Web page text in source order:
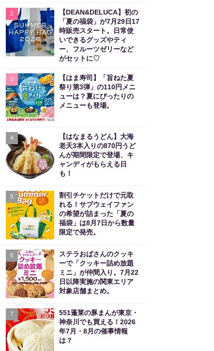
2
【DEAN&DELUCA】初の
「夏の福袋」が7月29日17
時販売スタート。日常使
いできるグッズやティ
ー、フルーツゼリーなど
がセットに♡
3
【はま寿司】「旨ねた夏
祭り第3弾」の110円メニ
ューは？夏にぴったりの
メニューも登場。
4
【はなまるうどん】大海
老天3本入りの870円うど
んが期間限定で登場、キ
ャンディがもらえる日
も！
5
割引チケットだけで元取
れる！サブウェイファン
の希望が詰まった「夏の
福袋」は8月7日から数量
限定で発売。
6
ステラおばさんのクッキ
ーで「クッキー詰め放題
ミニ」が仲間入り。7月22
日以降実施の関東エリア
対象店舗まとめ。
7
551蓬莱の豚まんが東京・
神奈川でも買える！2026
年7月・8月の催事情報
は？